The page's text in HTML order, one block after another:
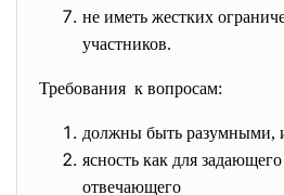
не иметь жестких
участников.
Требования к вопросам:
должны быть разумными,
ясность как для
отвечающего